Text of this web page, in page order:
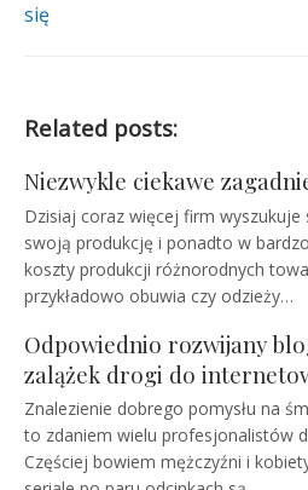
się
Related posts:
Niezwykle ciekawe
Dzisiaj coraz więcej firm wyszukuje
swoją produkcję i ponadto w
koszty produkcji różnorodnych
przykładowo obuwia czy odzieży…
Odpowiednio rozwijany
zalążek drogi do
Znalezienie dobrego pomysłu na
to zdaniem wielu profesjonalistów
Częściej bowiem mężczyźni i